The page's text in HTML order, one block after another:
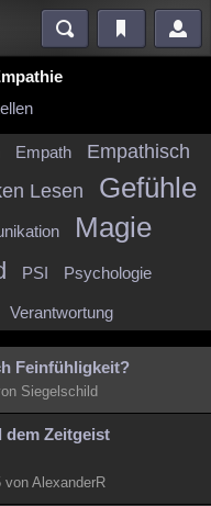
Videos
Literatur
Allmystery
Empath Empathisch
Lesen Gefühle
Magie
PSI Psychologie
Verantwortung
Feinfühligkeit?
Siegelschild
dem Zeitgeist
von AlexanderR